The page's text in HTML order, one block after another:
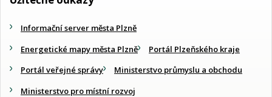
Informační server města Plzně
Energetické mapy města Plzně
Portál Plzeňského kraje
Portál veřejné správy
Ministerstvo průmyslu a obchodu
Ministerstvo pro místní rozvoj